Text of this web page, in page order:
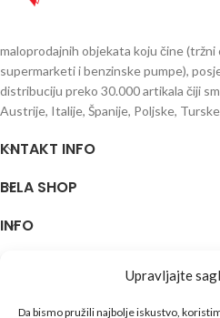
Upravljajte
Da bismo pružili najbolje iskustvo,
maloprodajnih objekata koju čine
supermarketi i benzinske pumpe),
distribuciju preko 30.000 artikala čiji
Austrije, Italije, Španije, Poljske,
KNTAKT INFO
BELA SHOP
INFO